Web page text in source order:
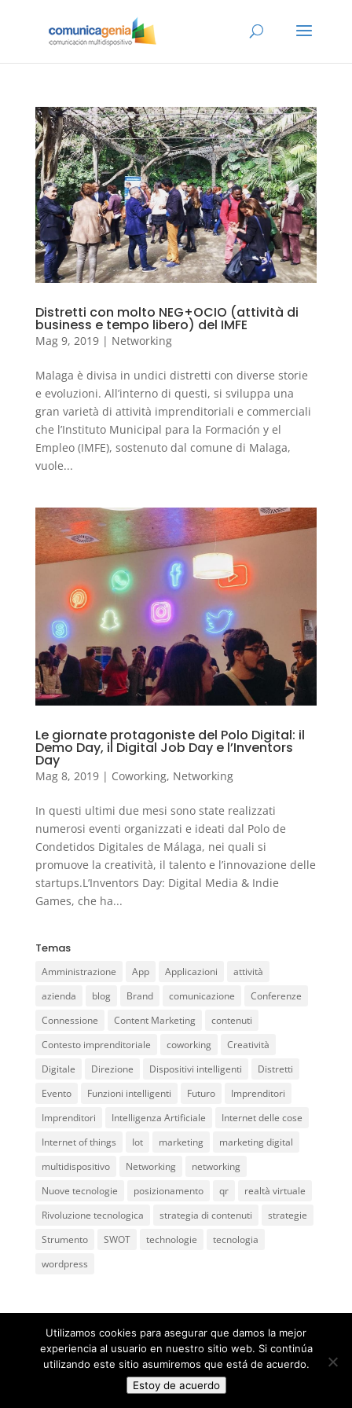
Distretti con molto NEG+OCIO (attività di
business e tempo libero) del IMFE
Mag 9, 2019| Networking
Malaga è divisa in undici distretti con diverse storie
e evoluzioni. All’interno di questi, si sviluppa una
gran varietà di attività imprenditoriali e commerciali
che l’Instituto Municipal para la Formación y el
Empleo (IMFE), sostenuto dal comune di Malaga,
vuole...
Le giornate protagoniste del Polo Digital: il
Demo Day, il Digital Job Day e l’Inventors
Day
Mag 8, 2019| Coworking, Networking
In questi ultimi due mesi sono state realizzati
numerosi eventi organizzati e ideati dal Polo de
Condetidos Digitales de Málaga, nei quali si
promuove la creatività, il talento e l’innovazione delle
startups.L’Inventors Day: Digital Media & Indie
Games, che ha...
Temas
Amministrazione App Applicazioni
attività
azienda
blog Brand comunicazione
Conferenze
Connessione
Content Marketing
contenuti
Contesto imprenditoriale
coworking
Creatività
Digitale
Direzione Dispositivi intelligenti
Distretti
Evento
Funzioni intelligenti Futuro
Imprenditori
Imprenditori
Intelligenza Artificiale
Internet delle cose
Internet of things
Iot marketing
marketing digital
multidispositivo
Networking
networking
Nuove tecnologie
posizionamento qr
realtà virtuale
Rivoluzione tecnologica
strategia di contenuti
strategie
Strumento
SWOT technologie
tecnologia
wordpress
@ 2005ComunicaGeniaTeléfono: 618731898 |Mapa
Privacidad y aviso legal
Utilizamos cookies para asegurar que damos la mejor
experiencia al usuario en nuestro sitio web. Si continúa
utilizando este sitio asumiremos que está de acuerdo.
Estoy de acuerdo